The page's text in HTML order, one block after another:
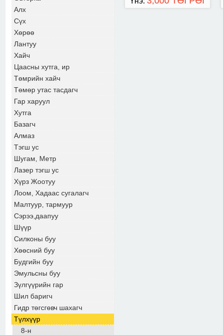
Алх
Сүх
Хөрөө
Лантуу
Хайч
Цаасны хутга, ир
Төмрийн хайч
Төмөр утас тасдагч
Гар харуул
Хутга
Базагч
Алмаз
Тэгш ус
Шугам, Метр
Лазер тэгш ус
Хүрз Жоотуу
Лоом, Хадаас сугалагч
Малтуур, тармуур
Сэрээ,даапуу
Шүүр
Силконы буу
Хөөсний буу
Будгийн буу
Эмульсны буу
Зүлгүүрийн гар
Шил баригч
Гидр төгсгөвч шахагч
Түлхүүр
8-н